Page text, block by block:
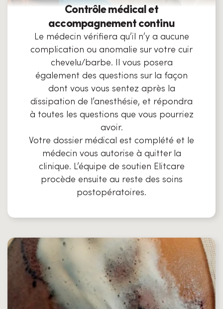
Contrôle médical et
accompagnement continu
Le médecin vérifiera qu’il n’y a aucune
complication ou anomalie sur votre cuir
chevelu/barbe. Il vous posera
également des questions sur la façon
dont vous vous sentez après la
dissipation de l’anesthésie, et répondra
à toutes les questions que vous pourriez
avoir.
Votre dossier médical est complété et le
médecin vous autorise à quitter la
clinique. L’équipe de soutien Elitcare
procède ensuite au reste des soins
postopératoires.